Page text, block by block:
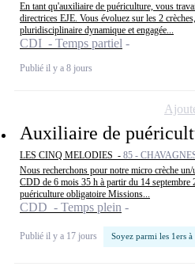
En tant qu'auxiliaire de puériculture, vous
directrices EJE. Vous évoluez sur les 2
pluridisciplinaire dynamique et engagée...
CDI - Temps partiel
Publié il y a 8 jours
Auxiliaire de
LES CINQ MELODIES - 85 -
Nous recherchons pour notre micro crèche
CDD de 6 mois 35 h à partir du 14
puériculture obligatoire Missions...
CDD - Temps plein
Publié il y a 17 jours Soyez parmi les 1ers